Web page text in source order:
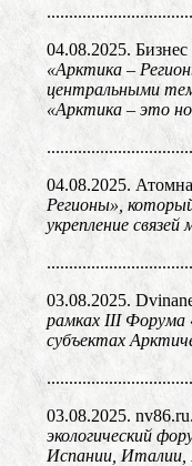
04.08.2025.
«Арктика –
центральными
«Арктика – это
04.08.2025.
Регионы»,
укрепление
03.08.2025.
рамках III Форума
субъектах
03.08.2025.
экологический
Испании, Италии,